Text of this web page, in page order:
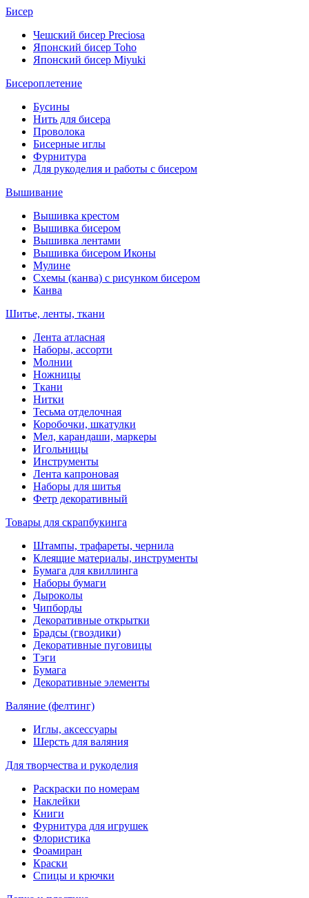
Бисер
Чешский бисер Preciosa
Японский бисер Toho
Японский бисер Miyuki
Бисероплетение
Бусины
Нить для бисера
Проволока
Бисерные иглы
Фурнитура
Для рукоделия и работы с бисером
Вышивание
Вышивка крестом
Вышивка бисером
Вышивка лентами
Вышивка бисером Иконы
Мулине
Схемы (канва) с рисунком бисером
Канва
Шитье, ленты, ткани
Лента атласная
Наборы, ассорти
Молнии
Ножницы
Ткани
Нитки
Тесьма отделочная
Коробочки, шкатулки
Мел, карандаши, маркеры
Игольницы
Инструменты
Лента капроновая
Наборы для шитья
Фетр декоративный
Товары для скрапбукинга
Штампы, трафареты, чернила
Клеящие материалы, инструменты
Бумага для квиллинга
Наборы бумаги
Дыроколы
Чипборды
Декоративные открытки
Брадсы (гвоздики)
Декоративные пуговицы
Тэги
Бумага
Декоративные элементы
Валяние (фелтинг)
Иглы, аксессуары
Шерсть для валяния
Для творчества и рукоделия
Раскраски по номерам
Наклейки
Книги
Фурнитура для игрушек
Флористика
Фоамиран
Краски
Спицы и крючки